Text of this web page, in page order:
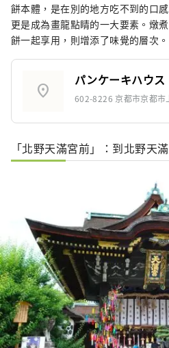
餅本體，是在別的地方吃不到的口
更是成為畫龍點睛的一大要素。燉
餅一起享用，則增添了味覺的層次。
location_on
パンケーキハウ
602-8226 京都市京都市
「北野天滿宮前」：到北野天